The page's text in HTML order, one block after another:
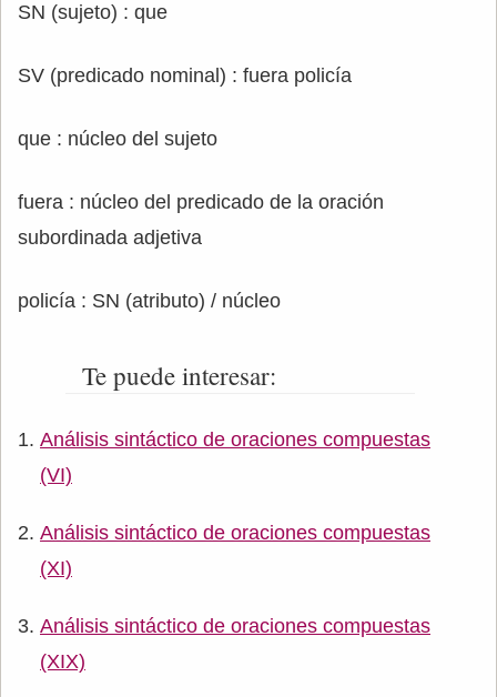
SN (sujeto) : que
SV (predicado nominal) : fuera policía
que : núcleo del sujeto
fuera : núcleo del predicado de la oración
subordinada adjetiva
policía : SN (atributo) / núcleo
Te puede interesar:
Análisis sintáctico de oraciones compuestas
(VI)
Análisis sintáctico de oraciones compuestas
(XI)
Análisis sintáctico de oraciones compuestas
(XIX)